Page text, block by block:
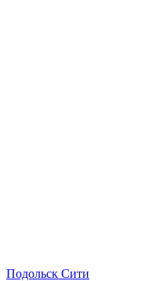
Подольск Сити